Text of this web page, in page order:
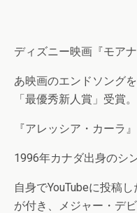
ディズニー映画『モア
あ映画のエンドソング
「最優秀新人賞」受賞。
『アレッシア・カーラ』
1996年カナダ出身のシ
自身でYouTubeに投稿
が付き、メジャー・デ